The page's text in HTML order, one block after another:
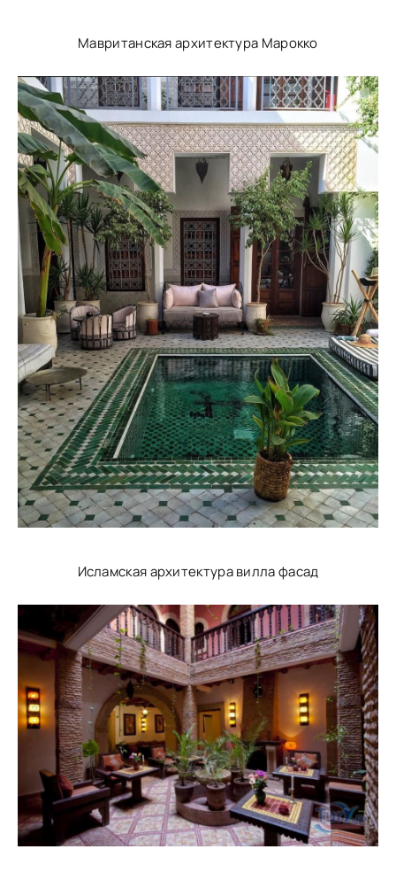
Мавританская архитектура Марокко
Исламская архитектура вилла фасад